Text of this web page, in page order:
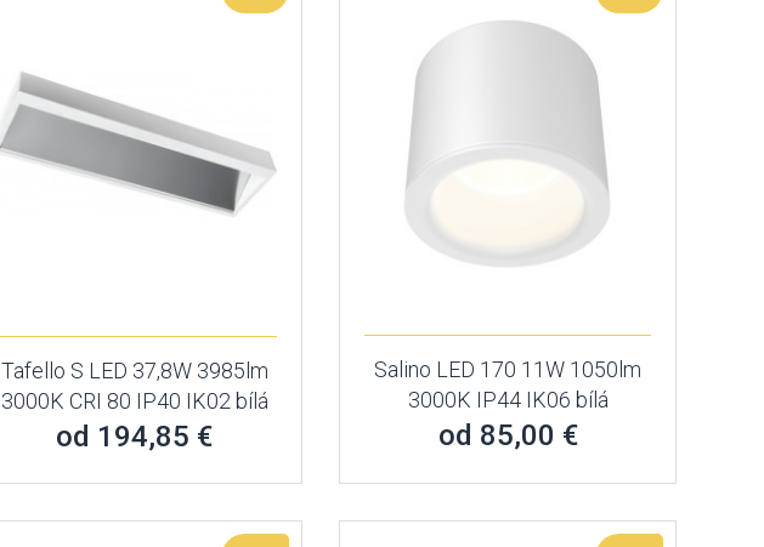
Tafello S LED 37,8W 3985lm
3000K CRI 80 IP40 IK02 bílá
od 194,85 €
Salino LED 170 11W 1050lm
3000K IP44 IK06 bílá
od 85,00 €